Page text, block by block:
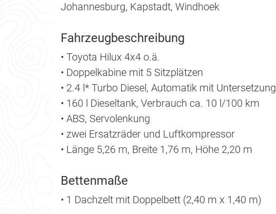
Johannesburg, Kapstadt, Windhoek
Fahrzeugbeschreibung
• Toyota Hilux 4x4 o.ä.
• Doppelkabine mit 5 Sitzplätzen
• 2.4 l* Turbo Diesel, Automatik mit Untersetzung
• 160 l Dieseltank, Verbrauch ca. 10 l/100 km
• ABS, Servolenkung
• zwei Ersatzräder und Luftkompressor
• Länge 5,26 m, Breite 1,76 m, Höhe 2,20 m
Bettenmaße
• 1 Dachzelt mit Doppelbett (2,40 m x 1,40 m)